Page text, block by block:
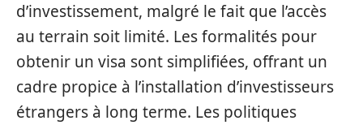
d’investissement, malgré le fait que l’accès
au terrain soit limité. Les formalités pour
obtenir un visa sont simplifiées, offrant un
cadre propice à l’installation d’investisseurs
étrangers à long terme. Les politiques